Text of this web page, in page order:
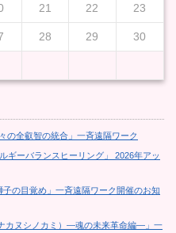
21 22 23
28 29 30
の全叡智の統合」一斉遠隔ワーク
ギーバランスヒーリング」 2026年アッ
の目覚め」一斉遠隔ワーク開催のお知
カヌシノカミ）―魂の未来革命編―」一